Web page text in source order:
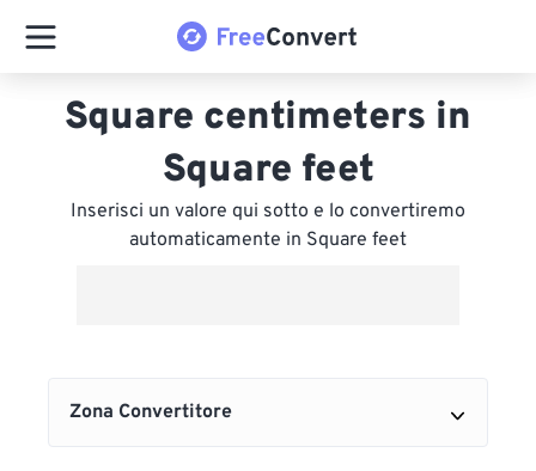
Square centimeters in
Square feet
Inserisci un valore qui sotto e lo convertiremo
automaticamente in Square feet